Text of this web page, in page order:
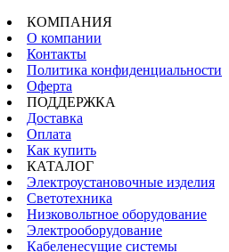
КОМПАНИЯ
О компании
Контакты
Политика конфиденциальности
Оферта
ПОДДЕРЖКА
Доставка
Оплата
Как купить
КАТАЛОГ
Электроустановочные изделия
Светотехника
Низковольтное оборудование
Электрооборудование
Кабеленесущие системы